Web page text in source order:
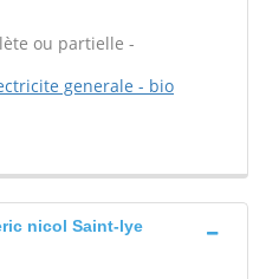
ou partielle -
generale - bio
nicol Saint-lye